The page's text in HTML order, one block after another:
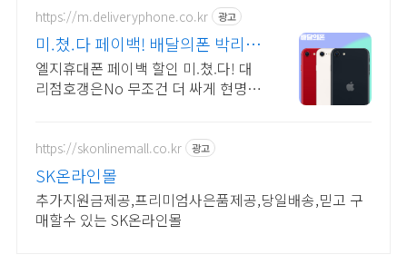
https://m.deliveryphone.co.kr 광고
미.쳤.다 페이백! 배달의폰 박리다
매! 무조건 더 할인!
엘지휴대폰 페이백 할인 미.쳤.다! 대
리점호갱은No 무조건 더 싸게 현명하
https://skonlinemall.co.kr 광고
SK온라인몰
추가지원금제공,프리미엄사은품제공,당일배송,믿고 구
매할수 있는 SK온라인몰